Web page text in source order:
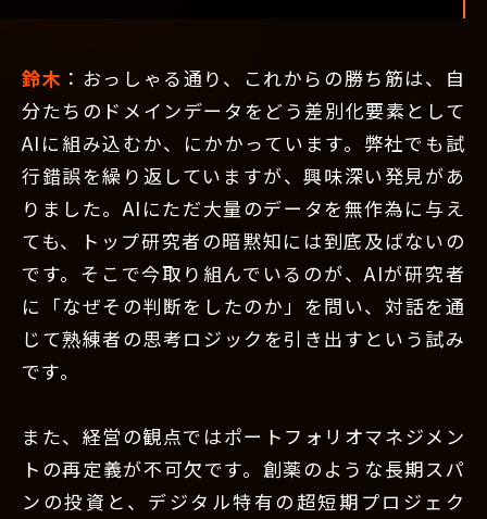
鈴木 ：おっしゃる通り、これからの勝ち筋は、自
分たちのドメインデータをどう差別化要素として
AIに組み込むか、にかかっています。弊社でも試
行錯誤を繰り返していますが、興味深い発見があ
りました。AIにただ大量のデータを無作為に与え
ても、トップ研究者の暗黙知には到底及ばないの
です。そこで今取り組んでいるのが、AIが研究者
に「なぜその判断をしたのか」を問い、対話を通
じて熟練者の思考ロジックを引き出すという試み
です。
また、経営の観点ではポートフォリオマネジメン
トの再定義が不可欠です。創薬のような長期スパ
ンの投資と、デジタル特有の超短期プロジェク